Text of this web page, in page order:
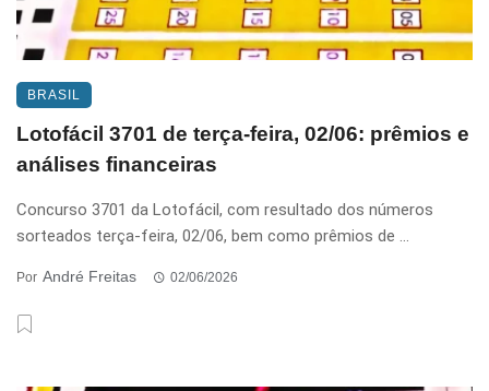
BRASIL
Lotofácil 3701 de terça-feira, 02/06: prêmios e
análises financeiras
Concurso 3701 da Lotofácil, com resultado dos números
sorteados terça-feira, 02/06, bem como prêmios de ...
Por André Freitas 02/06/2026